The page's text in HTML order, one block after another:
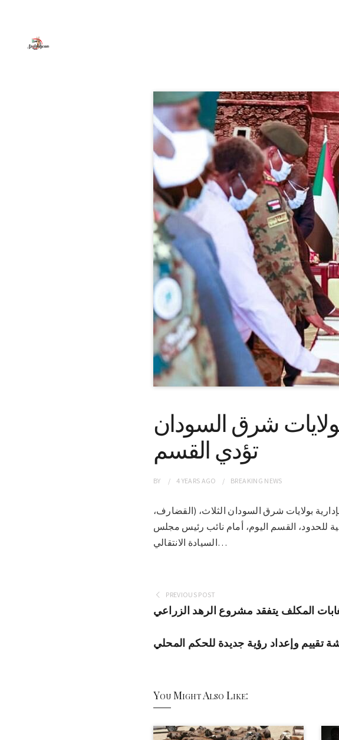
شرق السودان
تؤدي القسم
BY 4 YEARS AGO BREAKING NEWS
الإدارية بولايات شرق السودان الثلاث، (القضارف،
للحدود، القسم اليوم، أمام نائب رئيس مجلس
السيادة الانتقالي…
PREVIOUS POST
المكلف يتفقد مشروع الرهد الزراعي
تقييم وإعداد رؤية جديدة للحكم المحلي
You Might Also Like: